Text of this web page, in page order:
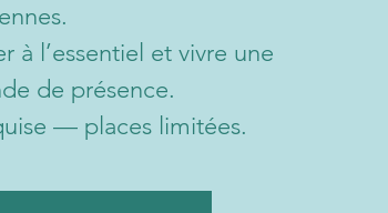
à l’essentiel et vivre une
de présence.
— places limitées.